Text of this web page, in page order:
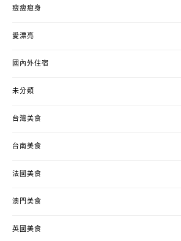
瘦瘦瘦身
愛漂亮
國內外住宿
未分類
台灣美食
台南美食
法國美食
澳門美食
英國美食